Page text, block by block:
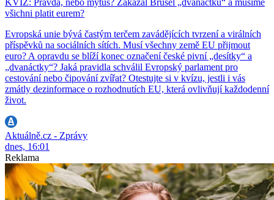
všichni platit eurem?
Evropská unie bývá častým terčem zavádějících tvrzení a virálních
příspěvků na sociálních sítích. Musí všechny země EU přijmout
euro? A opravdu se blíží konec označení české pivní „desítky“ a
„dvanáctky“? Jaká pravidla schválil Evropský parlament pro
cestování nebo čipování zvířat? Otestujte si v kvízu, jestli i vás
zmátly dezinformace o rozhodnutích EU, která ovlivňují každodenní
život.
Aktuálně.cz - Zprávy
dnes, 16:01
Reklama